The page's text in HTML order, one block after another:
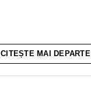
CITEȘTE MAI DEPARTE